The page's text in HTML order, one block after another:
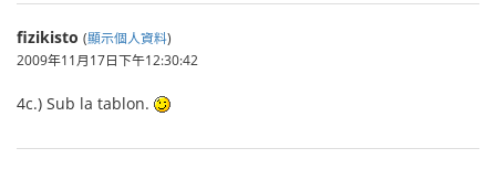
fizikisto (顯示個人資料)
2009年11月17日下午12:30:42
4c.) Sub la tablon.